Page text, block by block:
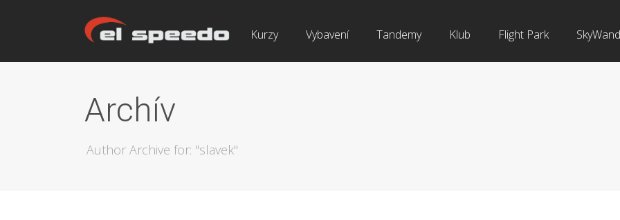
Kurzy Vybavení Tandemy Klub Flight Park
Archív
Author Archive for: "slavek"